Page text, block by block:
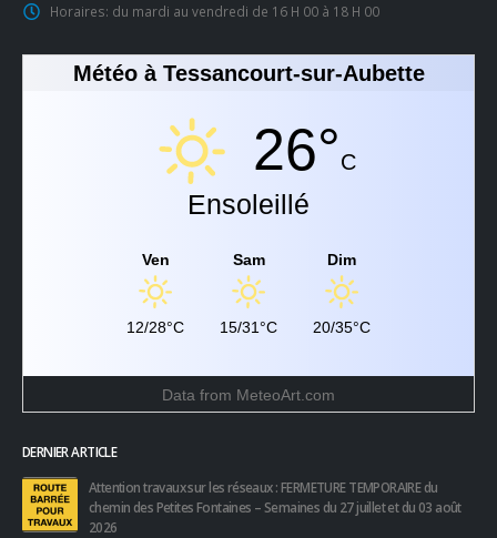
Horaires: du mardi au vendredi de 16 H 00 à 18 H 00
Météo à Tessancourt-sur-Aubette
26°C
Ensoleillé
Ven
12/28°C
Sam
15/31°C
Dim
20/35°C
Data from MeteoArt.com
DERNIER ARTICLE
Attention travaux sur les réseaux : FERMETURE TEMPORAIRE du
chemin des Petites Fontaines – Semaines du 27 juillet et du 03 août
2026